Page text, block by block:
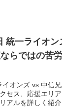
統一ライオ
らではの苦
オンズ vs 中信
セス、応援エリア
アルを詳しく紹介